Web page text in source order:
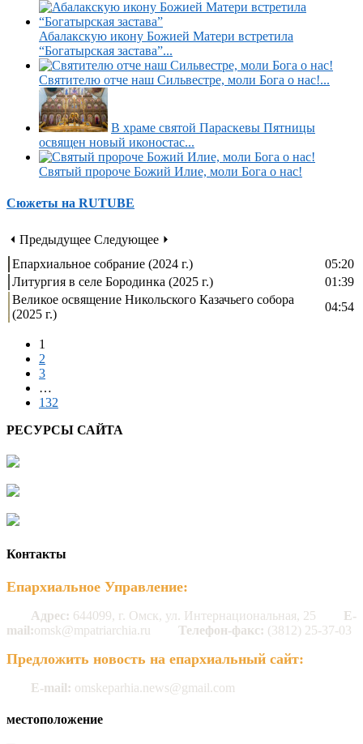
Абалакскую икону Божией Матери встретила
“Богатырская застава”...
Святителю отче наш Сильвестре, моли Бога о нас!...
В храме святой Параскевы Пятницы
освящен новый иконостас...
Святый пророче Божий Илие, моли Бога о нас!
Сюжеты на RUTUBE
⏴ Предыдущее Следующее ⏵
Епархиальное собрание (2024 г.)
05:20
Литургия в селе Бородинка (2025 г.)
01:39
Великое освящение Никольского Казачьего собора
(2025 г.)
04:54
1
2
3
…
132
РЕСУРСЫ САЙТА
Контакты
Епархиальное Управление:
Адрес: 644099, г. Омск, ул. Интернациональная, 25
E-
mail:omsk@mpatriarchia.ru Телефон-факс: (3812) 25-37-03
Предложить новость на епархиальный сайт:
E-mail: omskeparhia.news@gmail.com
местоположение